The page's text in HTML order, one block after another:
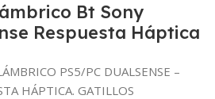
Bt Sony
Respuesta Háptica
PS5/PC DUALSENSE –
HÁPTICA. GATILLOS